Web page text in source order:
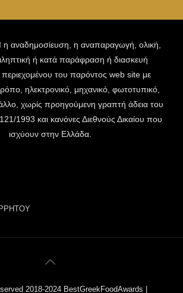
αναδημοσίευση, η αναπαραγωγή, ολική,
ή κατά παράφραση ή διασκευή
του παρόντος web site με
ηλεκτρονικό, μηχανικό, φωτοτυπικό,
χωρίς προηγούμενη γραπτή άδεια του
1993 και κανόνες Διεθνούς Δικαίου που
ισχύουν στην Ελλάδα.
2018-2024 BestGreekFoodAwards |